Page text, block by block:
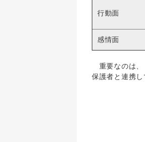
行動面
感情面
重要なのは、
保護者と連携